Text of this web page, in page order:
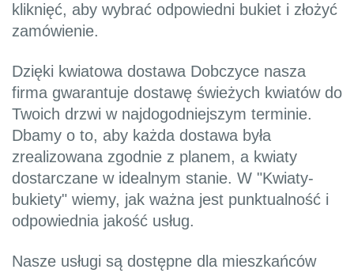
kliknięć, aby wybrać odpowiedni bukiet i złożyć
zamówienie.
Dzięki kwiatowa dostawa Dobczyce nasza
firma gwarantuje dostawę świeżych kwiatów do
Twoich drzwi w najdogodniejszym terminie.
Dbamy o to, aby każda dostawa była
zrealizowana zgodnie z planem, a kwiaty
dostarczane w idealnym stanie. W "Kwiaty-
bukiety" wiemy, jak ważna jest punktualność i
odpowiednia jakość usług.
Nasze usługi są dostępne dla mieszkańców